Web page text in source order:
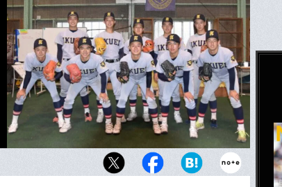
前列左から鈴木晶太（3年・最速143キロ）、古川翼（3